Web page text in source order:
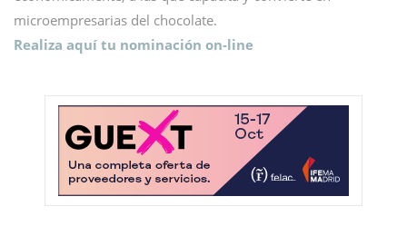
microempresarias del chocolate.
Realiza aquí tu nominación on-line